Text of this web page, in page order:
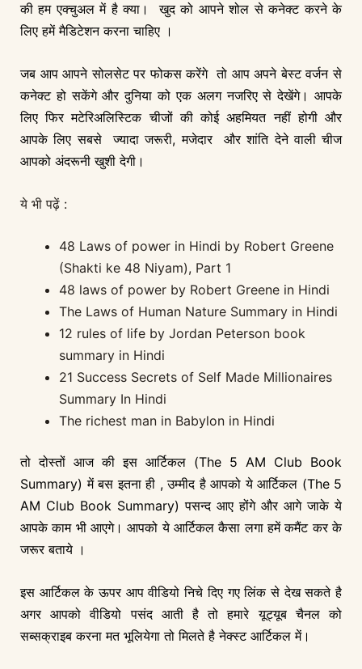
की हम एक्चुअल में है क्या। खुद को आपने शोल से कनेक्ट करने के
लिए हमें मैडिटेशन करना चाहिए ।
जब आप आपने सोलसेट पर फोकस करेंगे तो आप अपने बेस्ट वर्जन से
कनेक्ट हो सकेंगे और दुनिया को एक अलग नजरिए से देखेंगे। आपके
लिए फिर मटेरिअलिस्टिक चीजों की कोई अहमियत नहीं होगी और
आपके लिए सबसे ज्यादा जरूरी, मजेदार और शांति देने वाली चीज
आपको अंदरूनी खुशी देगी।
ये भी पढ़ें :
48 Laws of power in Hindi by Robert Greene
(Shakti ke 48 Niyam), Part 1
48 laws of power by Robert Greene in Hindi
The Laws of Human Nature Summary in Hindi
12 rules of life by Jordan Peterson book
summary in Hindi
21 Success Secrets of Self Made Millionaires
Summary In Hindi
The richest man in Babylon in Hindi
तो दोस्तों आज की इस आर्टिकल (The 5 AM Club Book
Summary) में बस इतना ही , उम्मीद है आपको ये आर्टिकल (The 5
AM Club Book Summary) पसन्द आए होंगे और आगे जाके ये
आपके काम भी आएगे। आपको ये आर्टिकल कैसा लगा हमें कमैंट कर के
जरूर बताये ।
इस आर्टिकल के ऊपर आप वीडियो निचे दिए गए लिंक से देख सकते है
अगर आपको वीडियो पसंद आती है तो हमारे यूट्यूब चैनल को
सब्सक्राइब करना मत भूलियेगा तो मिलते है नेक्स्ट आर्टिकल में।